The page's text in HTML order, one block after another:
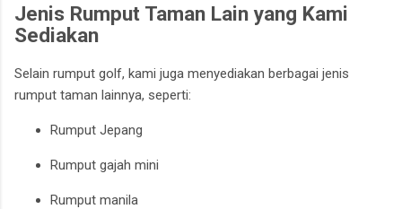
Jenis Rumput Taman Lain yang Kami
Sediakan
Selain rumput golf, kami juga menyediakan berbagai jenis
rumput taman lainnya, seperti:
Rumput Jepang
Rumput gajah mini
Rumput manila